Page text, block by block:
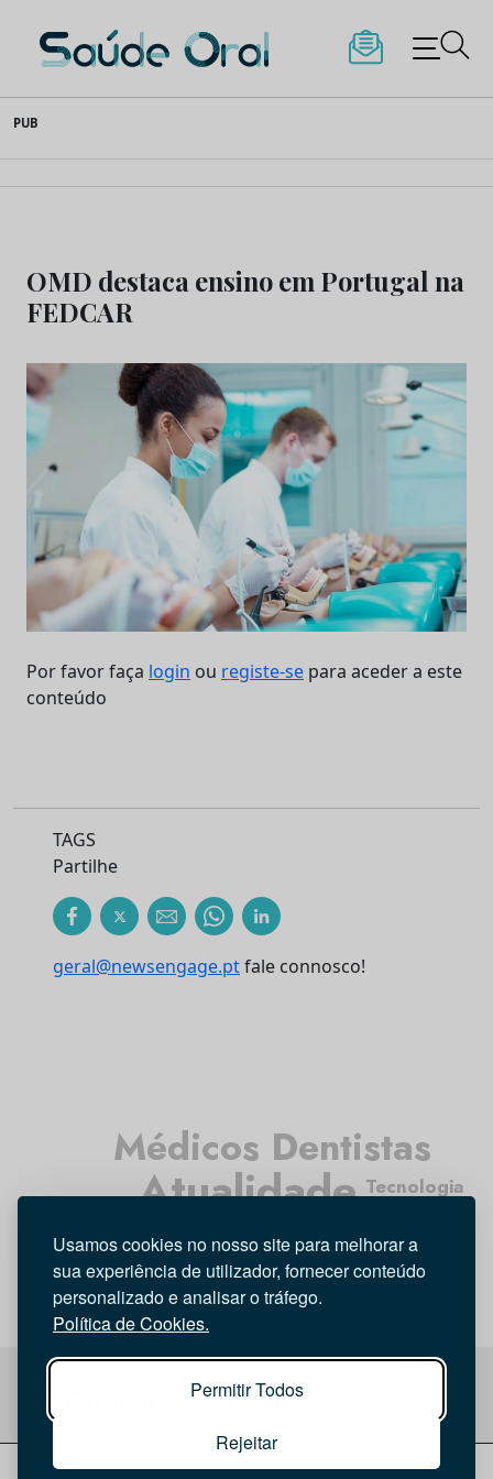
Usamos cookies no nosso site para melhorar a
sua experiência de utilizador, fornecer conteúdo
personalizado e analisar o tráfego.
Política de Cookies.
Permitir Todos
Rejeitar
to
content
Saúde Oral
PUB
OMD destaca ensino em Portugal na
FEDCAR
Por favor faça login ou registe-se para aceder a este
conteúdo
TAGS
Partilhe
geral@newsengage.ptfale connosco!
Atualidade
Médicos Dentistas
Higiene Oral
Tecnologia
Investigação